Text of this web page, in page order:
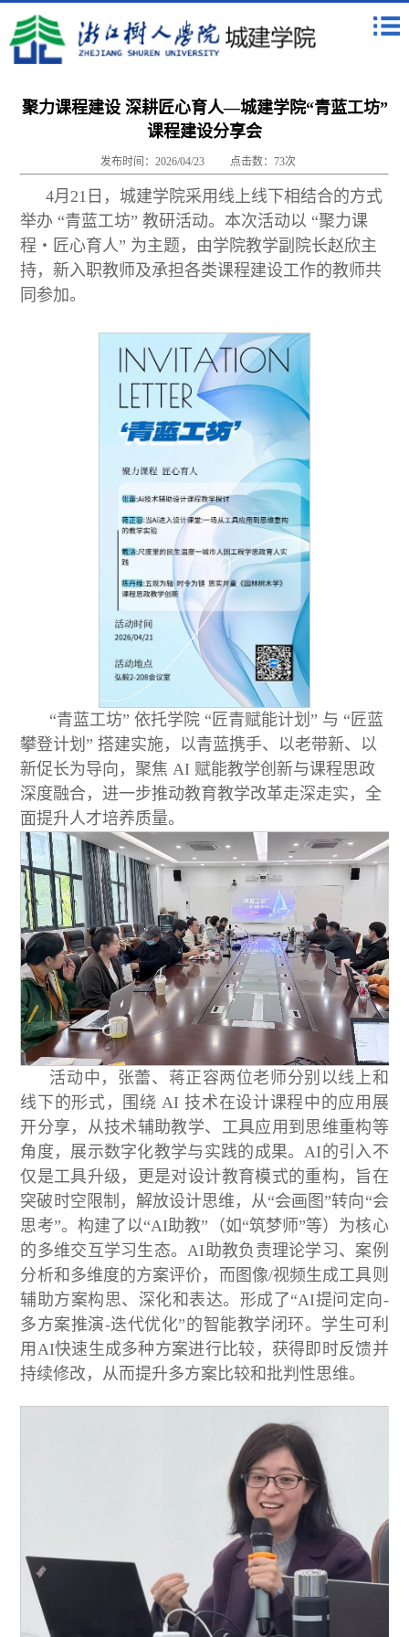
聚力课程建设 深耕匠心育人—城建学院“青蓝工坊”
课程建设分享会
发布时间：2026/04/23 点击数： 73次
4月21日，城建学院采用线上线下相结合的方式
举办 “青蓝工坊” 教研活动。本次活动以 “聚力课
程・匠心育人” 为主题，由学院教学副院长赵欣主
持，新入职教师及承担各类课程建设工作的教师共
同参加。
“青蓝工坊” 依托学院 “匠青赋能计划” 与 “匠蓝
攀登计划” 搭建实施，以青蓝携手、以老带新、以
新促长为导向，聚焦 AI 赋能教学创新与课程思政
深度融合，进一步推动教育教学改革走深走实，全
面提升人才培养质量。
活动中，张蕾、蒋正容两位老师分别以线上和
线下的形式，围绕 AI 技术在设计课程中的应用展
开分享，从技术辅助教学、工具应用到思维重构等
角度，展示数字化教学与实践的成果。AI的引入不
仅是工具升级，更是对设计教育模式的重构，旨在
突破时空限制，解放设计思维，从“会画图”转向“会
思考”。构建了以“AI助教”（如“筑梦师”等）为核心
的多维交互学习生态。AI助教负责理论学习、案例
分析和多维度的方案评价，而图像/视频生成工具则
辅助方案构思、深化和表达。形成了“AI提问定向-
多方案推演-迭代优化”的智能教学闭环。学生可利
用AI快速生成多种方案进行比较，获得即时反馈并
持续修改，从而提升多方案比较和批判性思维。